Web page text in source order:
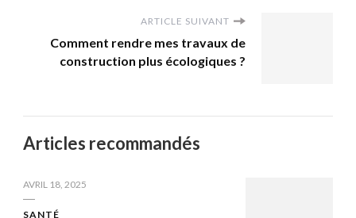
ARTICLE SUIVANT
Comment rendre mes travaux de
construction plus écologiques ?
Articles recommandés
AVRIL 18, 2025
SANTÉ